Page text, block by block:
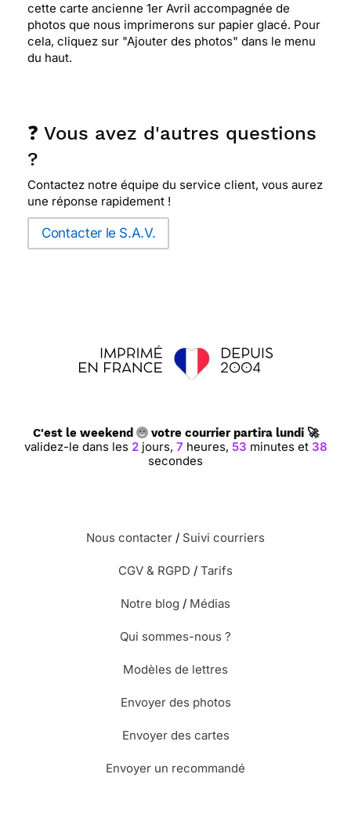
cette carte ancienne 1er Avril accompagnée de
photos que nous imprimerons sur papier glacé. Pour
cela, cliquez sur "Ajouter des photos" dans le menu
du haut.
❓ Vous avez d'autres questions
?
Contactez notre équipe du service client, vous aurez
une réponse rapidement !
Contacter le S.A.V.
C'est le weekend votre courrier partira lundi 🚀
validez-le dans les 2 jours, 7 heures, 53 minutes et 37
secondes
Nous contacter / Suivi courriers
CGV & RGPD / Tarifs
Notre blog / Médias
Qui sommes-nous ?
Modèles de lettres
Envoyer des photos
Envoyer des cartes
Envoyer un recommandé